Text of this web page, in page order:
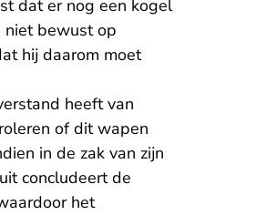
dat er nog een kogel
niet bewust op
hij daarom moet
heeft van
of dit wapen
in de zak van zijn
concludeert de
het